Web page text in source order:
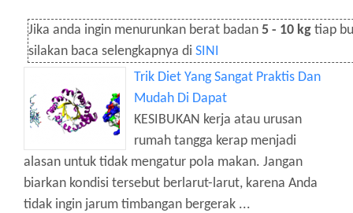
Jika anda ingin menurunkan berat badan 5 - 10 kg tiap
silakan baca selengkapnya di SINI
Trik Diet Yang Sangat Praktis Dan
Mudah Di Dapat
KESIBUKAN kerja atau urusan
rumah tangga kerap menjadi
alasan untuk tidak mengatur pola makan. Jangan
biarkan kondisi tersebut berlarut-larut, karena Anda
tidak ingin jarum timbangan bergerak ...